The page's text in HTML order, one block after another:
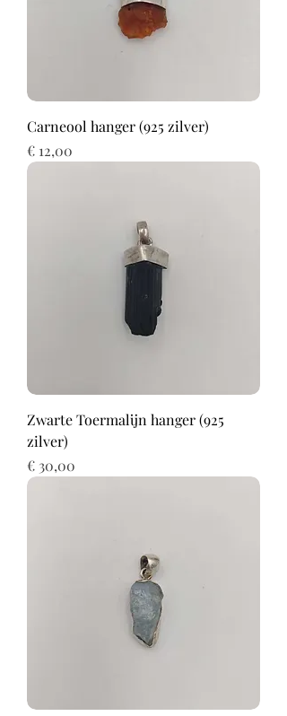
Carneool hanger (925 zilver)
Prijs
€ 12,00
Zwarte Toermalijn hanger (925
zilver)
Prijs
€ 30,00